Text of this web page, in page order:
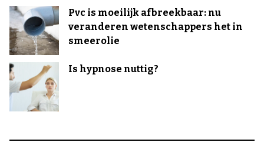
Pvc is moeilijk afbreekbaar: nu
veranderen wetenschappers het in
smeerolie
Is hypnose nuttig?